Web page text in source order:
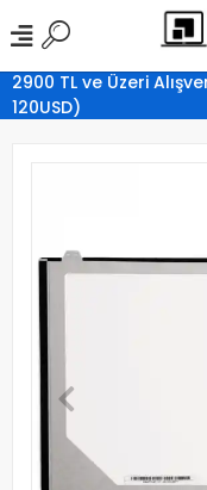
2900 TL ve Üzeri
120USD)